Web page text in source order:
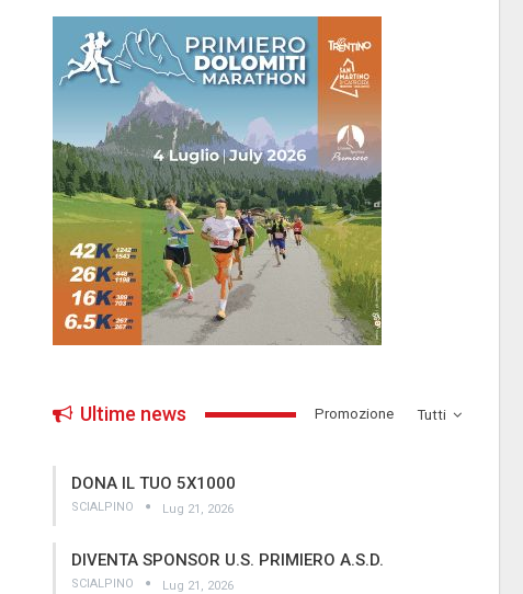
Tutti
Ultime news ­Promozione
DONA IL TUO 5X1000
SCIALPINO Lug 21, 2026
DIVENTA SPONSOR U.S. PRIMIERO A.S.D.
SCIALPINO Lug 21, 2026